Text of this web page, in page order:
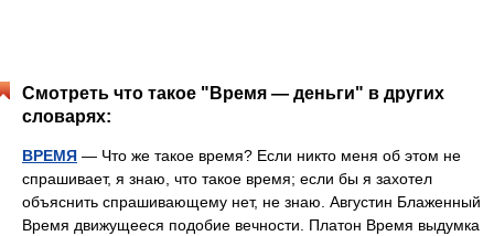
Смотреть что такое "Время — деньги" в других
словарях:
ВРЕМЯ — Что же такое время? Если никто меня об этом не
спрашивает, я знаю, что такое время; если бы я захотел
объяснить спрашивающему нет, не знаю. Августин Блаженный
Время движущееся подобие вечности. Платон Время выдумка